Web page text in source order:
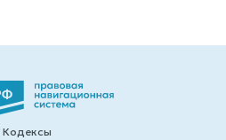
Кодексы